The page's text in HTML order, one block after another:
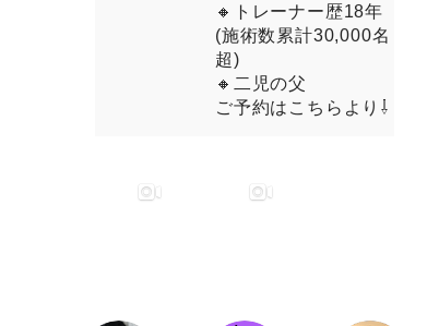
🔸トレーナー歴18年
(施術数累計30,000名
超)
🔸二児の父
ご予約はこちらより⇩